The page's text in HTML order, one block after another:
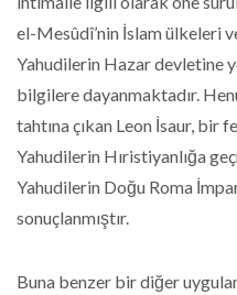
el-Mesûdî’nin İslam ülkeleri
Yahudilerin Hazar devletine
bilgilere dayanmaktadır.
tahtına çıkan Leon İsaur, bir
Yahudilerin Hıristiyanlığa
Yahudilerin Doğu Roma
sonuçlanmıştır.
Buna benzer bir diğer